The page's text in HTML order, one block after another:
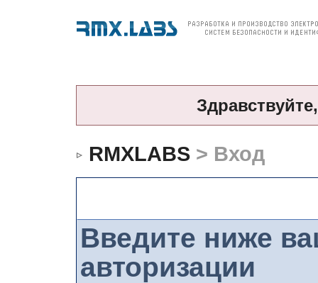
RMXLABS> Вход
Введите ниже
авторизации